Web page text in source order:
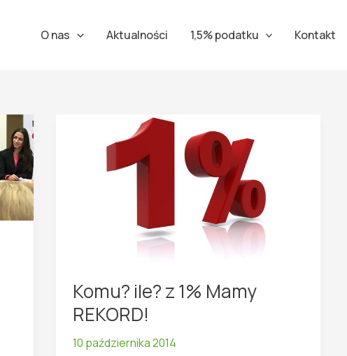
O nas Aktualności 1,5% podatku Kontakt
Komu? ile? z 1% Mamy
REKORD!
10 października 2014